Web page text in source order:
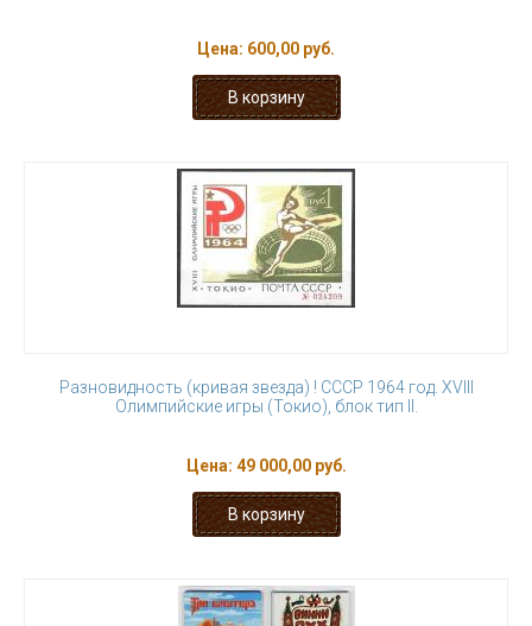
Цена: 600,00 руб.
Разновидность (кривая звезда) ! СССР 1964 год. XVIII
Олимпийские игры (Токио), блок тип II.
Цена: 49 000,00 руб.